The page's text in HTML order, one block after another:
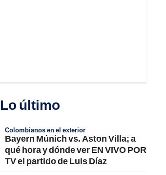
Lo último
Colombianos en el exterior
Bayern Múnich vs. Aston Villa; a
qué hora y dónde ver EN VIVO POR
TV el partido de Luis Díaz